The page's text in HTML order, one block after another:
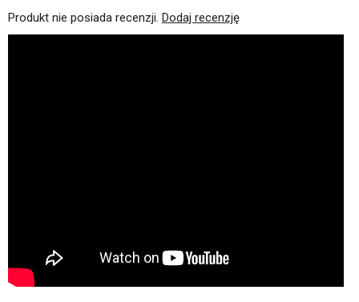
Produkt nie posiada recenzji. Dodaj recenzję